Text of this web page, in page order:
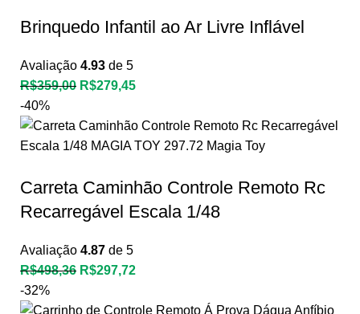
Brinquedo Infantil ao Ar Livre Inflável
Avaliação 4.93 de 5
R$359,00 R$279,45
-40%
Carreta Caminhão Controle Remoto Rc
Recarregável Escala 1/48
Avaliação 4.87 de 5
R$498,36 R$297,72
-32%